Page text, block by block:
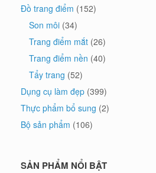
Đồ trang điểm (152)
Son môi (34)
Trang điểm mắt (26)
Trang điểm nền (40)
Tẩy trang (52)
Dụng cụ làm đẹp (399)
Thực phẩm bổ sung (2)
Bộ sản phẩm (106)
SẢN PHẨM NỔI BẬT